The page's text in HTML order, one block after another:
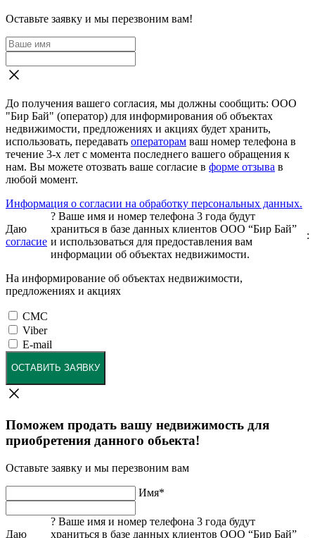
Оставьте заявку и мы перезвоним вам!
До получения вашего согласия, мы должны сообщить: ООО
"Бир Бай" (оператор) для информирования об объектах
недвижимости, предложениях и акциях будет хранить,
использовать, передавать операторам ваш номер телефона в
течение 3-х лет с момента последнего вашего обращения к
нам. Вы можете отозвать ваше согласие в форме отзыва в
любой момент.
Информация о согласии на обработку персональных данных.
Даю
согласие
? Ваше имя и номер телефона 3 года будут
храниться в базе данных клиентов ООО “Бир Бай”
и использоваться для предоставления вам
информации об объектах недвижимости.
:
На информирование об объектах недвижимости,
предложениях и акциях
СМС
Viber
E-mail
ОСТАВИТЬ ЗАЯВКУ
Поможем продать вашу недвижимость для
приобретения данного обьекта!
Оставьте заявку и мы перезвоним вам
Имя*
Даю
? Ваше имя и номер телефона 3 года будут
храниться в базе данных клиентов ООО “Бир Бай”